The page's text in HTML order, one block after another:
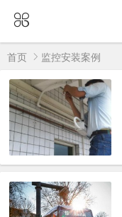
首页 监控安装案例